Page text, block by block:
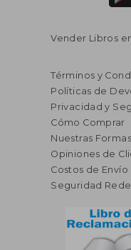
Vender Libros
Términos y
Políticas de
Privacidad y
Cómo Comprar
Nuestras
Opiniones de
Costos de Envío
Seguridad